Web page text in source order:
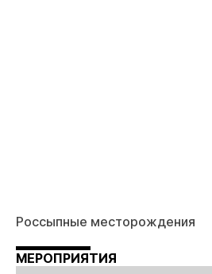
Россыпные месторождения
МЕРОПРИЯТИЯ